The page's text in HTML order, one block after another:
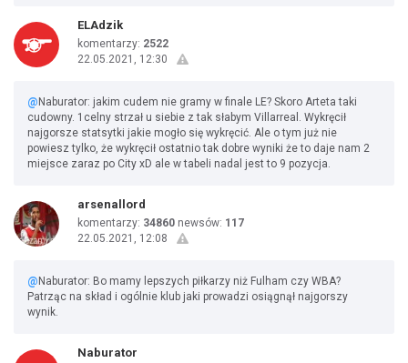
ELAdzik
komentarzy: 2522
22.05.2021, 12:30
@ Naburator: jakim cudem nie gramy w finale LE? Skoro Arteta taki
cudowny. 1celny strzał u siebie z tak słabym Villarreal. Wykręcił
najgorsze statsytki jakie mogło się wykręcić. Ale o tym już nie
powiesz tylko, że wykręcił ostatnio tak dobre wyniki że to daje nam 2
miejsce zaraz po City xD ale w tabeli nadal jest to 9 pozycja.
arsenallord
komentarzy: 34860 newsów: 117
22.05.2021, 12:08
@ Naburator: Bo mamy lepszych piłkarzy niż Fulham czy WBA?
Patrząc na skład i ogólnie klub jaki prowadzi osiągnął najgorszy
wynik.
Naburator